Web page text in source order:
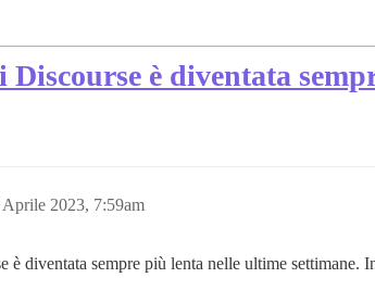
è diventata
Aprile 2023, 7:59am
è diventata sempre più lenta nelle ultime settimane.